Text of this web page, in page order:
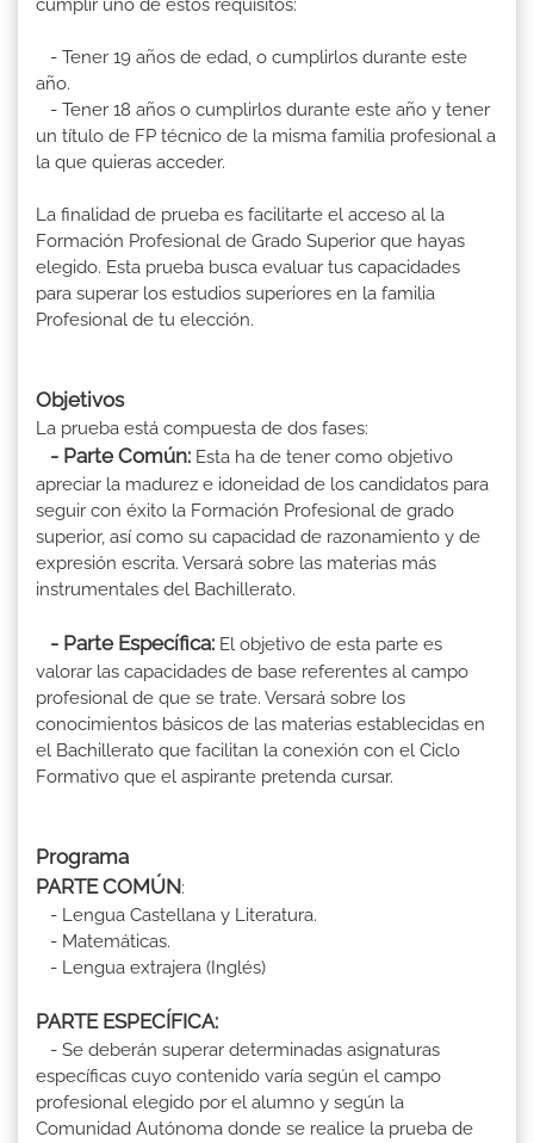
cumplir uno de estos requisitos:
- Tener 19 años de edad, o cumplirlos durante este
año.
- Tener 18 años o cumplirlos durante este año y tener
un título de FP técnico de la misma familia profesional a
la que quieras acceder.
La finalidad de prueba es facilitarte el acceso al la
Formación Profesional de Grado Superior que hayas
elegido. Esta prueba busca evaluar tus capacidades
para superar los estudios superiores en la familia
Profesional de tu elección.
Objetivos
La prueba está compuesta de dos fases:
- Parte Común: Esta ha de tener como objetivo
apreciar la madurez e idoneidad de los candidatos para
seguir con éxito la Formación Profesional de grado
superior, así como su capacidad de razonamiento y de
expresión escrita. Versará sobre las materias más
instrumentales del Bachillerato.
- Parte Específica: El objetivo de esta parte es
valorar las capacidades de base referentes al campo
profesional de que se trate. Versará sobre los
conocimientos básicos de las materias establecidas en
el Bachillerato que facilitan la conexión con el Ciclo
Formativo que el aspirante pretenda cursar.
Programa
PARTE COMÚN:
- Lengua Castellana y Literatura.
- Matemáticas.
- Lengua extrajera (Inglés)
PARTE ESPECÍFICA:
- Se deberán superar determinadas asignaturas
específicas cuyo contenido varía según el campo
profesional elegido por el alumno y según la
Comunidad Autónoma donde se realice la prueba de